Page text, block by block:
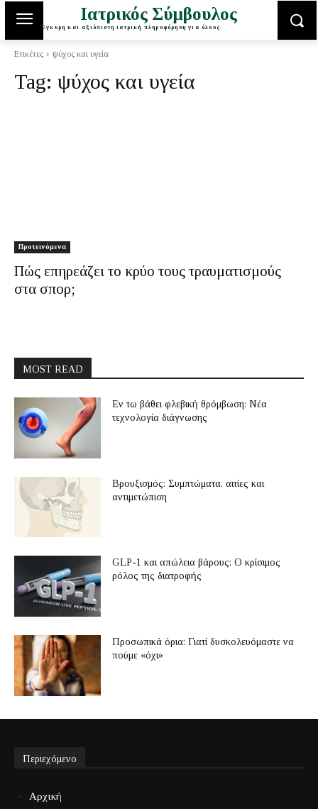
Ιατρικός Σύμβουλος
Έγκυρη και αξιόπιστη ιατρική πληροφόρηση για όλους
Ετικέτες ψύχος και υγεία
Tag: ψύχος και υγεία
Προτεινόμενα
Πώς επηρεάζει το κρύο τους τραυματισμούς
στα σπορ;
MOST READ
Εν τω βάθει φλεβική θρόμβωση: Νέα
τεχνολογία διάγνωσης
Βρουξισμός: Συμπτώματα, αιτίες και
αντιμετώπιση
GLP-1 και απώλεια βάρους: Ο κρίσιμος
ρόλος της διατροφής
Προσωπικά όρια: Γιατί δυσκολευόμαστε να
πούμε «όχι»
Περιεχόμενο
Αρχική